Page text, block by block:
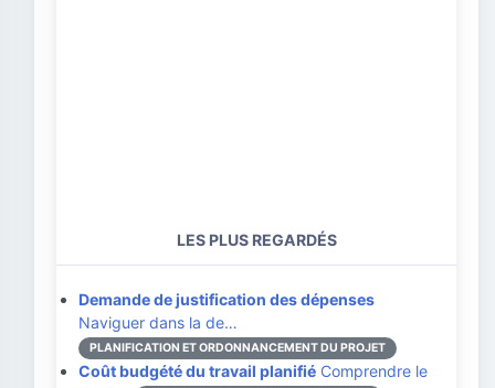
LES PLUS REGARDÉS
Demande de justification des dépenses
Naviguer dans la de…
PLANIFICATION ET ORDONNANCEMENT DU PROJET
Coût budgété du travail planifié Comprendre le